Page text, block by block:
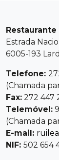
Restaurante
Estrada
6005-193
Telefone:
(Chamada
Fax: 272 447
Telemóvel:
(Chamada
E-mail:
NIF: 502 654